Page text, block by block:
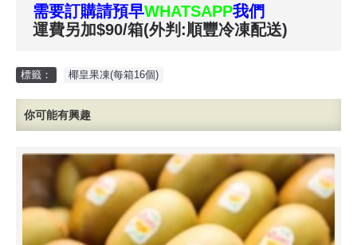
需要訂購請預早WHATSAPP我們
運費另加$90/箱(外判:順豐冷凍配送)
標籤： 椰皇果凍(每箱16個)
你可能有興趣